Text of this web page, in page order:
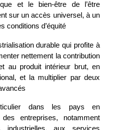
et le bien-être de l’être
sur un accès universel, à un
conditions d’équité
durable qui profite à
nettement la contribution
au produit intérieur brut, en
et la multiplier par deux
dans les pays en
des entreprises, notamment
industrielles, aux services